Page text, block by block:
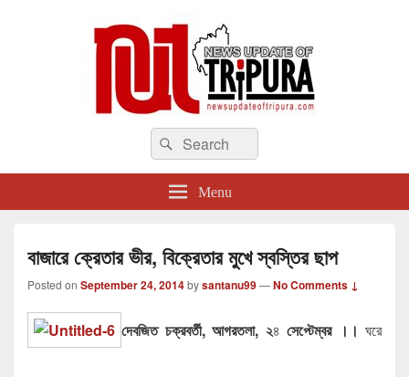
newsupdateoftripura.com
The one & only exceptional Bengali Version online news & infotainment portal
in Tripura.
Search
for:
Search
Menu
বাজারে ক্রেতার ভীর, বিক্রেতার মুখে স্বস্তির ছাপ
Posted on September 24, 2014bysantanu99—No Comments ↓
দেবজিত চক্রবর্তী, আগরতলা, ২৪ সেপ্টেম্বর ।। ঘরে